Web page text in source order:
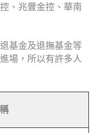
、兆豐金控、華南
基金及退撫基金等
場，所以有許多人